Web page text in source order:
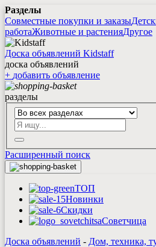
Разделы
Совместные покупки и заказы
работаЖивотные и растенияДругое
Доска объявлений Kidstaff
доска объявлений
+ добавить объявление
разделы
Расширенный поиск
ТОП
Новинки
Скидки
Советчица
Доска объявлений - Дом, техника,